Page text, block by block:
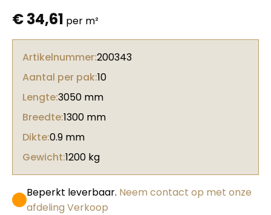
€34,61 per m²
Artikelnummer:200343
Aantal per pak:10
Lengte:3050 mm
Breedte:1300 mm
Dikte:0.9 mm
Gewicht:1200 kg
Beperkt leverbaar. Neem contact op met onze
afdeling Verkoop